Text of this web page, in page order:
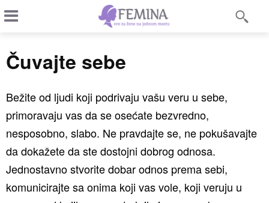
Čuvajte sebe
Bežite od ljudi koji podrivaju vašu veru u sebe,
primoravaju vas da se osećate bezvredno,
nesposobno, slabo. Ne pravdajte se, ne pokušavajte
da dokažete da ste dostojni dobrog odnosa.
Jednostavno stvorite dobar odnos prema sebi,
komunicirajte sa onima koji vas vole, koji veruju u